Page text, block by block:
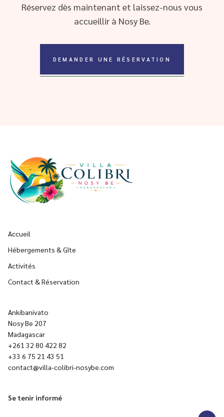
Réservez dès maintenant et laissez-nous vous
accueillir à Nosy Be.
DEMANDER UNE RÉSERVATION
Accueil
Hébergements & Gîte
Activités
Contact & Réservation
Ankibanivato
Nosy Be 207
Madagascar
+261 32 80 422 82
+33 6 75 21 43 51
contact@villa-colibri-nosybe.com
Se tenir informé